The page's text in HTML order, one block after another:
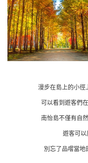
漫步在島上的小徑
可以看到遊客們
南怡島不僅有自
遊客可以
別忘了品嚐當地